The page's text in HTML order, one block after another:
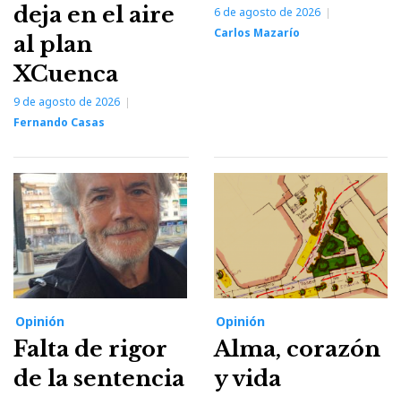
deja en el aire
al plan
XCuenca
9 de agosto de 2026
Fernando Casas
6 de agosto de 2026
Carlos Mazarío
Opinión
Falta de rigor
de la sentencia
Opinión
Alma, corazón
y vida